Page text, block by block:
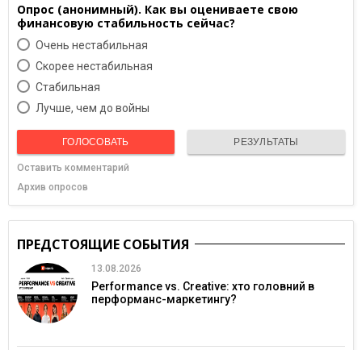
Опрос (анонимный). Как вы оцениваете свою
финансовую стабильность сейчас?
Очень нестабильная
Скорее нестабильная
Cтабильная
Лучше, чем до войны
ГОЛОСОВАТЬ РЕЗУЛЬТАТЫ
Оставить комментарий
Архив опросов
ПРЕДСТОЯЩИЕ СОБЫТИЯ
13.08.2026
Performance vs. Creative: хто головний в
перформанс-маркетингу?